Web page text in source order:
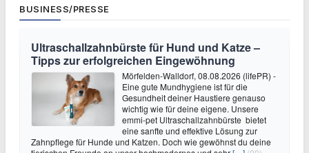
BUSINESS/PRESSE
Ultraschallzahnbürste für Hund und Katze –
Tipps zur erfolgreichen Eingewöhnung
Mörfelden-Walldorf, 08.08.2026 (lifePR) -
Eine gute Mundhygiene ist für die
Gesundheit deiner Haustiere genauso
wichtig wie für deine eigene. Unsere
emmi-pet Ultraschallzahnbürste bietet
eine sanfte und effektive Lösung zur
Zahnpflege für Hunde und Katzen. Doch wie gewöhnst du deine